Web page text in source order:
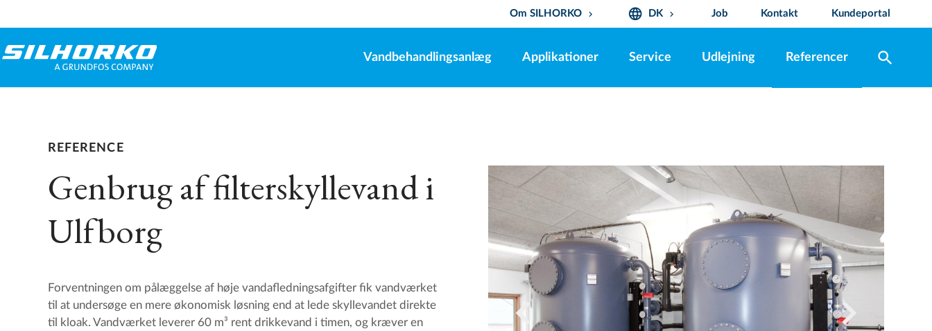
Om SILHORKO keyboard_arrow_down language DK keyboard_arrow_down Job Kontakt Kundeportal
Vandbehandlingsanlæg Applikationer Service Udlejning Referencer search
REFERENCE
Genbrug af filterskyllevand i
Ulfborg
Forventningen om pålæggelse af høje vandafledningsafgifter fik vandværket
til at undersøge en mere økonomisk løsning end at lede skyllevandet direkte
til kloak. Vandværket leverer 60 m³ rent drikkevand i timen, og kræver en